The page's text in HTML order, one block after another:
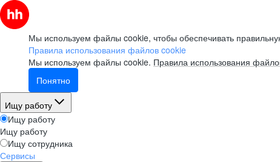
Мы используем файлы cookie, чтобы обеспечивать
Правила использования файлов cookie
Мы используем файлы cookie. Правила использования
Понятно
Ищу работу
Ищу работу
Ищу работу
Ищу сотрудника
Сервисы